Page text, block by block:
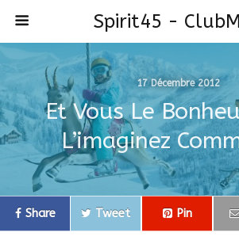
Spirit45 -
17 Décembre 2012
Et Vous Le
L’imaginez
Share Tweet Pin